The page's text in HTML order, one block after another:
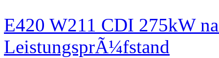
E420 W211 CDI 275kW
LeistungsprÃ¼fstand